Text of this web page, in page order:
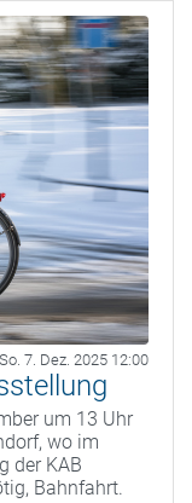
So. 7. Dez. 2025 12:00
um 13 Uhr
wo im
der KAB
Bahnfahrt.